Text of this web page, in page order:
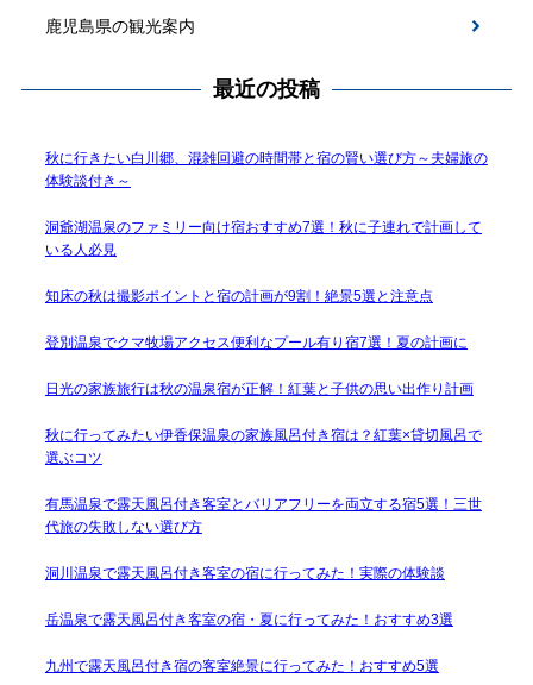
鹿児島県の観光案内
最近の投稿
秋に行きたい白川郷、混雑回避の時間帯と宿の賢い選び方～夫婦旅の
体験談付き～
洞爺湖温泉のファミリー向け宿おすすめ7選！秋に子連れで計画して
いる人必見
知床の秋は撮影ポイントと宿の計画が9割！絶景5選と注意点
登別温泉でクマ牧場アクセス便利なプール有り宿7選！夏の計画に
日光の家族旅行は秋の温泉宿が正解！紅葉と子供の思い出作り計画
秋に行ってみたい伊香保温泉の家族風呂付き宿は？紅葉×貸切風呂で
選ぶコツ
有馬温泉で露天風呂付き客室とバリアフリーを両立する宿5選！三世
代旅の失敗しない選び方
洞川温泉で露天風呂付き客室の宿に行ってみた！実際の体験談
岳温泉で露天風呂付き客室の宿・夏に行ってみた！おすすめ3選
九州で露天風呂付き宿の客室絶景に行ってみた！おすすめ5選